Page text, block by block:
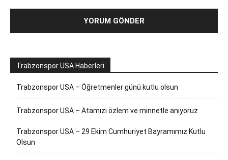
Trabzonspor USA Haberleri
Trabzonspor USA – Öğretmenler günü kutlu olsun
Trabzonspor USA – Atamızı özlem ve minnetle anıyoruz
Trabzonspor USA – 29 Ekim Cumhuriyet Bayramımız Kutlu
Olsun